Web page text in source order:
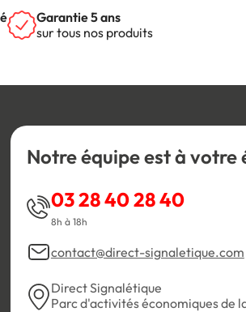
Garantie 5 ans
sur tous nos produits
Notre équipe est à votre
03 28 40 28 40
8h à 18h
contact@direct-signaletique.com
Direct Signalétique
Parc d'activités économiques de